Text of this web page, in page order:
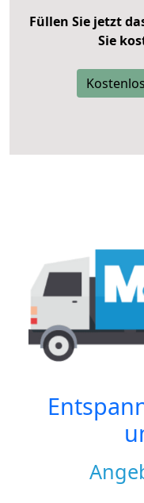
Füllen Sie jetzt
Sie